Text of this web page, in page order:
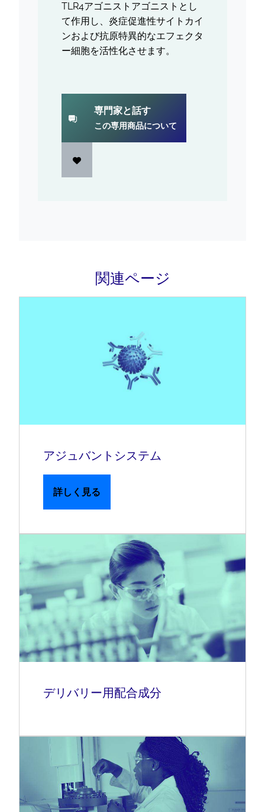
TLR4アゴニストアゴニストとし
て作用し、炎症促進性サイトカイ
ンおよび抗原特異的なエフェクタ
ー細胞を活性化させます。
専門家と話す
この専用商品について
関連ページ
アジュバントシステム
詳しく見る
デリバリー用配合成分